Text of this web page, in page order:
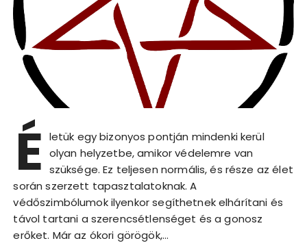
É letük egy bizonyos pontján mindenki kerül
olyan helyzetbe, amikor védelemre van
szüksége. Ez teljesen normális, és része az élet
során szerzett tapasztalatoknak. A
védőszimbólumok ilyenkor segíthetnek elhárítani és
távol tartani a szerencsétlenséget és a gonosz
erőket. Már az ókori görögök,…